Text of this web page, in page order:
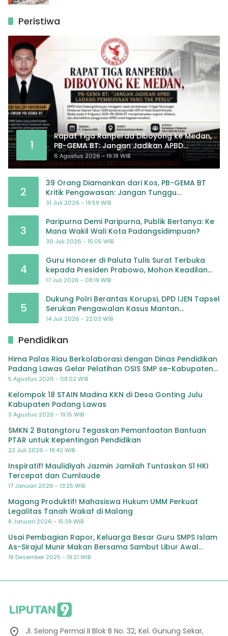
Peristiwa
1
Rapat Tiga Ranperda Diboyong ke Medan,
PB-GEMA BT: Jangan Jadikan APBD
Ladang Pembiayaan yang Tak Perlu
6 Agustus 2026 - 19:18 WIB
2
39 Orang Diamankan dari Kos, PB-GEMA BT
Kritik Pengawasan: Jangan Tunggu
Masyarakat Bergerak Baru Negara Bertindak
31 Juli 2026 - 19:59 WIB
3
Paripurna Demi Paripurna, Publik Bertanya: Ke
Mana Wakil Wali Kota Padangsidimpuan?
30 Juli 2026 - 15:05 WIB
4
Guru Honorer di Paluta Tulis Surat Terbuka
kepada Presiden Prabowo, Mohon Keadilan
atas Dugaan Kriminalisasi
17 Juli 2026 - 08:19 WIB
5
Dukung Polri Berantas Korupsi, DPD IJEN Tapsel
Serukan Pengawalan Kasus Mantan
Jampidsus hingga Tuntas
14 Juli 2026 - 22:03 WIB
Pendidikan
Hima Palas Riau Berkolaborasi dengan Dinas Pendidikan
Padang Lawas Gelar Pelatihan OSIS SMP se-Kabupaten
Padang Lawas
5 Agustus 2026 - 08:02 WIB
Kelompok 18 STAIN Madina KKN di Desa Gonting Julu
Kabupaten Padang Lawas
3 Agustus 2026 - 19:15 WIB
SMKN 2 Batangtoru Tegaskan Pemanfaatan Bantuan
PTAR untuk Kepentingan Pendidikan
22 Juli 2026 - 18:42 WIB
Inspiratif! Maulidiyah Jazmin Jamilah Tuntaskan S1 HKI
Tercepat dan Cumlaude
17 Januari 2026 - 13:25 WIB
Magang Produktif! Mahasiswa Hukum UMM Perkuat
Legalitas Tanah Wakaf di Malang
8 Januari 2026 - 15:39 WIB
Usai Pembagian Rapor, Keluarga Besar Guru SMPS Islam
As-Sirajul Munir Makan Bersama Sambut Libur Awal
Semester
18 Desember 2025 - 19:21 WIB
Jl. Selong Permai II Blok B No. 32, Kel. Gunung Sekar,